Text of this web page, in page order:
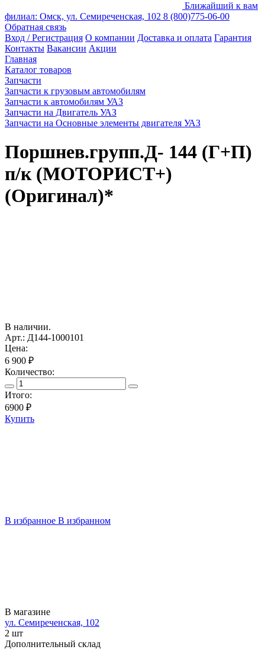
Ближайший к вам
филиал: Омск, ул. Семиреченская, 102 8 (800)775-06-00
Обратная связь
Вход / Регистрация О компании Доставка и оплата Гарантия
Контакты Вакансии Акции
Главная
Каталог товаров
Запчасти
Запчасти к грузовым автомобилям
Запчасти к автомобилям УАЗ
Запчасти на Двигатель УАЗ
Запчасти на Основные элементы двигателя УАЗ
Поршнев.групп.Д- 144 (Г+П)
п/к (МОТОРИСТ+)
(Оригинал)*
В наличии.
Арт.: Д144-1000101
Цена:
6 900 ₽
Количество:
Итого:
6900 ₽
Купить
В избранное В избранном
В магазине
ул. Семиреченская, 102
2 шт
Дополнительный склад